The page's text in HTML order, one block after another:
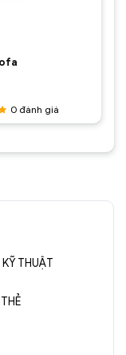
0 đánh giá
THUẬT